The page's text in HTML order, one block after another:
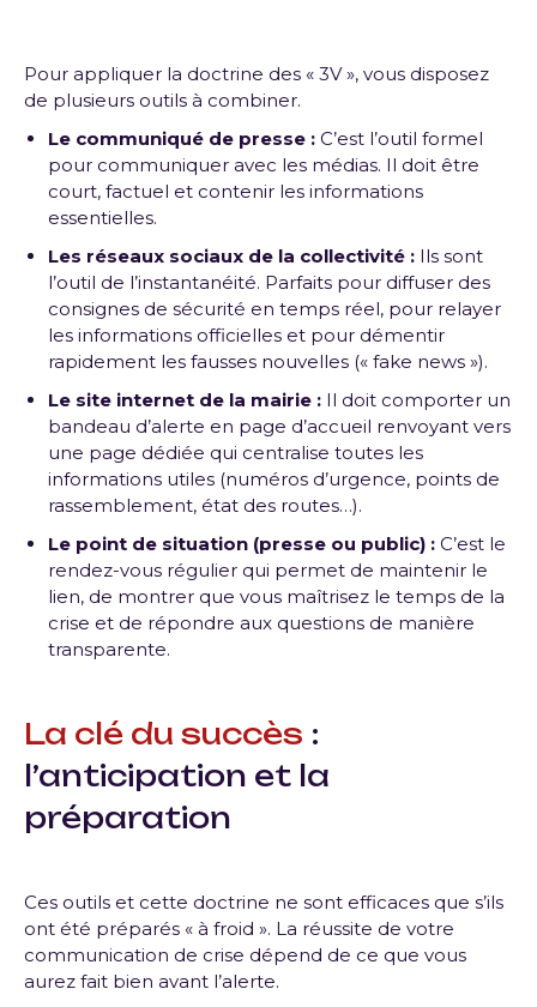
Pour appliquer la doctrine des « 3V », vous disposez
de plusieurs outils à combiner.
Le communiqué de presse : C’est l’outil formel
pour communiquer avec les médias. Il doit être
court, factuel et contenir les informations
essentielles.
Les réseaux sociaux de la collectivité : Ils sont
l’outil de l’instantanéité. Parfaits pour diffuser des
consignes de sécurité en temps réel, pour relayer
les informations officielles et pour démentir
rapidement les fausses nouvelles (« fake news »).
Le site internet de la mairie : Il doit comporter un
bandeau d’alerte en page d’accueil renvoyant vers
une page dédiée qui centralise toutes les
informations utiles (numéros d’urgence, points de
rassemblement, état des routes…).
Le point de situation (presse ou public) : C’est le
rendez-vous régulier qui permet de maintenir le
lien, de montrer que vous maîtrisez le temps de la
crise et de répondre aux questions de manière
transparente.
La clé du succès :
l’anticipation et la
préparation
Ces outils et cette doctrine ne sont efficaces que s’ils
ont été préparés « à froid ». La réussite de votre
communication de crise dépend de ce que vous
aurez fait bien avant l’alerte.